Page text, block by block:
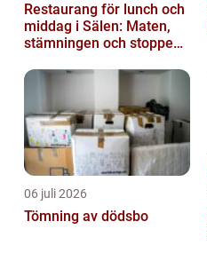
Restaurang för lunch och
middag i Sälen: Maten,
stämningen och stoppen
06 juli 2026
Tömning av dödsbo